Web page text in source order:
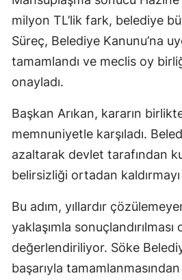
milyon TL’lik fark, belediye
Süreç, Belediye Kanunu’na
tamamlandı ve meclis oy
onayladı.
Başkan Arıkan, kararın birlikte
memnuniyetle karşıladı.
azaltarak devlet tarafından
belirsizliği ortadan
Bu adım, yıllardır
yaklaşımla sonuçlandırılması
değerlendiriliyor. Söke
başarıyla tamamlanmasından